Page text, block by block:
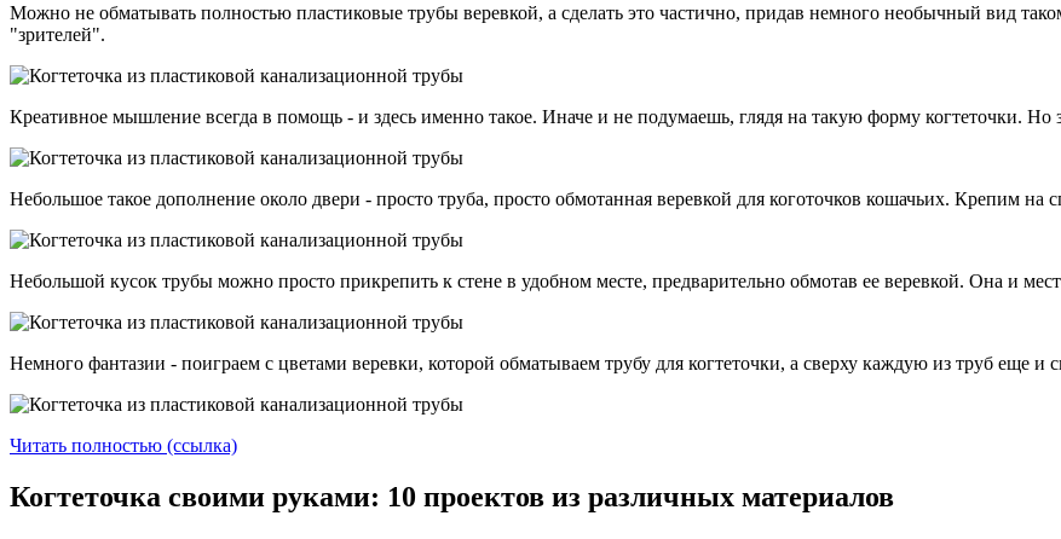
Можно не обматывать полностью пластиковые трубы веревкой, а сделать это частично, придав немного необычный вид
"зрителей".
Креативное мышление всегда в помощь - и здесь именно такое. Иначе и не подумаешь, глядя на такую форму когтеточки. Но
Небольшое такое дополнение около двери - просто труба, просто обмотанная веревкой для коготочков кошачьих. Крепим
Небольшой кусок трубы можно просто прикрепить к стене в удобном месте, предварительно обмотав ее веревкой. Она и
Немного фантазии - поиграем с цветами веревки, которой обматываем трубу для когтеточки, а сверху каждую из труб еще и
Читать полностью (ссылка)
Когтеточка своими руками: 10 проектов из различных материалов